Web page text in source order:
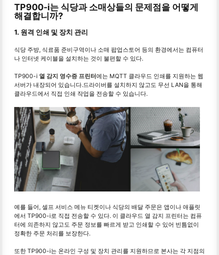
TP900-i는 식당과 소매상들의 문제점을 어떻게
해결합니까?
1. 원격 인쇄 및 장치 관리
식당 주방, 식료품 준비구역이나 소매 팝업스토어 등의 환경에서는 컴퓨터
나 인터넷 케이블을 설치하는 것이 불편할 수 있다.
TP900-i 열 감지 영수증 프린터에는 MQTT 클라우드 인쇄를 지원하는 웹
서버가 내장되어 있습니다.드라이버를 설치하지 않고도 무선 LAN을 통해
클라우드에서 직접 인쇄 작업을 전송할 수 있습니다.
예를 들어, 셀프 서비스 메뉴 티켓이나 식당의 배달 주문은 앱이나 애플릿
에서 TP900-i로 직접 전송할 수 있다. 이 클라우드 열 감지 프린터는 컴퓨
터에 의존하지 않고도 주문 정보를 빠르게 받고 인쇄할 수 있어 빈틈없이
정확한 주문 처리를 보장한다.
또한 TP900-i는 온라인 구성 및 장치 관리를 지원하므로 본사는 각 지점의